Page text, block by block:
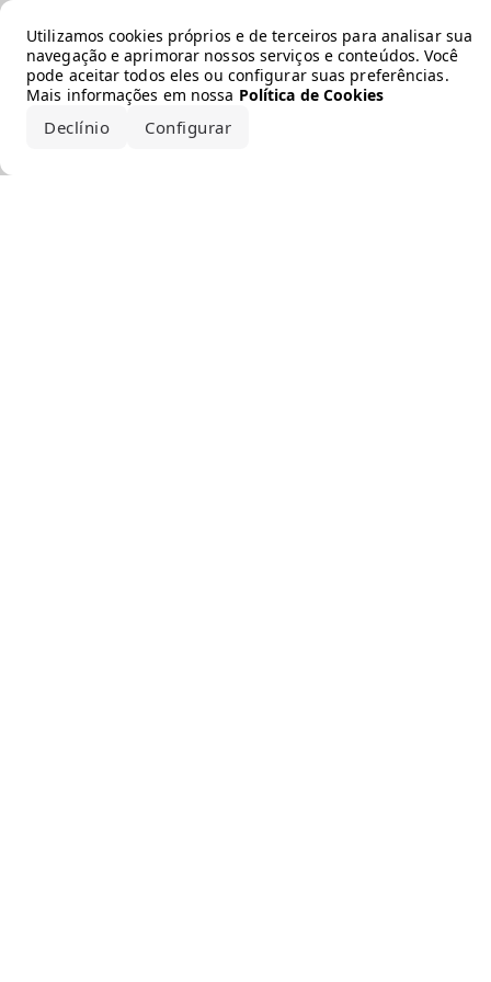
Utilizamos cookies próprios e de terceiros para analisar sua
navegação e aprimorar nossos serviços e conteúdos. Você
pode aceitar todos eles ou configurar suas preferências.
Mais informações em nossa Política de Cookies
Declínio Configurar
Error loading the brand